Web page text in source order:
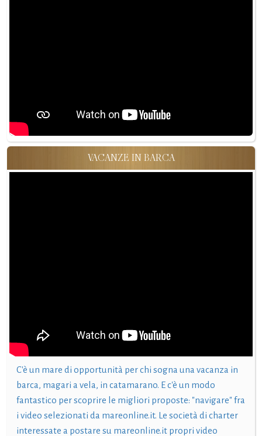
VACANZE IN BARCA
C'è un mare di opportunità per chi sogna una vacanza in
barca, magari a vela, in catamarano. E c'è un modo
fantastico per scoprire le migliori proposte: "navigare" fra
i video selezionati da mareonline.it. Le società di charter
interessate a postare su mareonline.it propri video